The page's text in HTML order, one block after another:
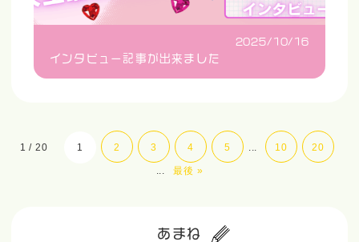
2025/10/16
インタビュー記事が出来ました
1 / 20 1 2 3 4 5 ... 10 20
... 最後 »
あまね